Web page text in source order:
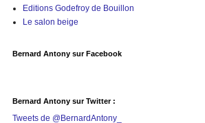
Editions Godefroy de Bouillon
Le salon beige
Bernard Antony sur Facebook
Bernard Antony sur Twitter :
Tweets de @BernardAntony_